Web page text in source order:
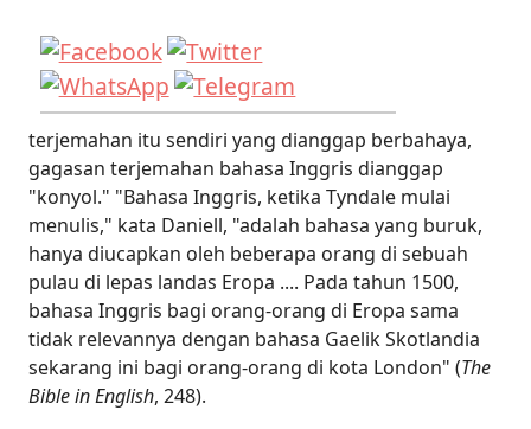
terjemahan itu sendiri yang dianggap berbahaya,
gagasan terjemahan bahasa Inggris dianggap
"konyol." "Bahasa Inggris, ketika Tyndale mulai
menulis," kata Daniell, "adalah bahasa yang buruk,
hanya diucapkan oleh beberapa orang di sebuah
pulau di lepas landas Eropa .... Pada tahun 1500,
bahasa Inggris bagi orang-orang di Eropa sama
tidak relevannya dengan bahasa Gaelik Skotlandia
sekarang ini bagi orang-orang di kota London" (The
Bible in English, 248).